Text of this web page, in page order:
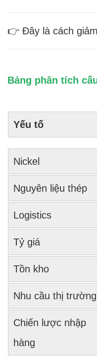
👉 Đây là cách
Bảng phân tích
Yếu tố
Nickel
Nguyên liệu thép
Logistics
Tỷ giá
Tồn kho
Nhu cầu thị trường
Chiến lược nhập
hàng